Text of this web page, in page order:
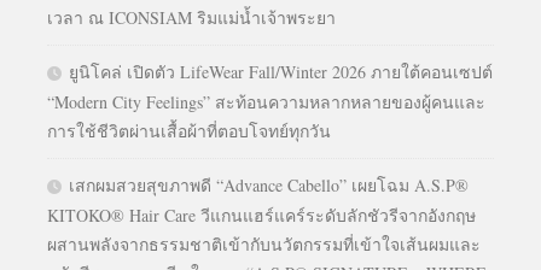
เวลา ณ ICONSIAM ริมแม่น้ำเจ้าพระยา
ยูนิโคล่ เปิดตัว LifeWear Fall/Winter 2026 ภายใต้คอนเซปต์
“Modern City Feelings” สะท้อนความหลากหลายของผู้คนและ
การใช้ชีวิตผ่านเสื้อผ้าที่ตอบโจทย์ทุกวัน
เสกผมสวยสุขภาพดี “Advance Cabello” เผยโฉม A.S.P®
KITOKO® Hair Care วีแกนแฮร์แคร์ระดับลักชัวรีจากอังกฤษ
ผสานพลังจากธรรมชาติเข้ากับนวัตกรรมที่เข้าใจเส้นผมและ